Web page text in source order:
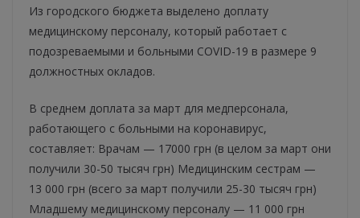
Из городского бюджета выделено доплату
медицинскому персоналу, который работает с
подозреваемыми и больными COVID-19 в размере 9
должностных окладов.
В среднем доплата за март для медперсонала,
работающего с больными на коронавирус,
составляет: Врачам — 17000 грн (в целом за март они
получили 30-50 тысяч грн) Медицинским сестрам —
13 000 грн (всего за март получили 25-30 тысяч грн)
Младшему медицинскому персоналу — 11 000 грн